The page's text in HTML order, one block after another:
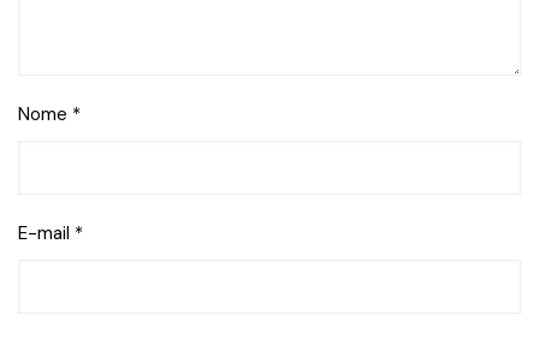
Nome *
E-mail *